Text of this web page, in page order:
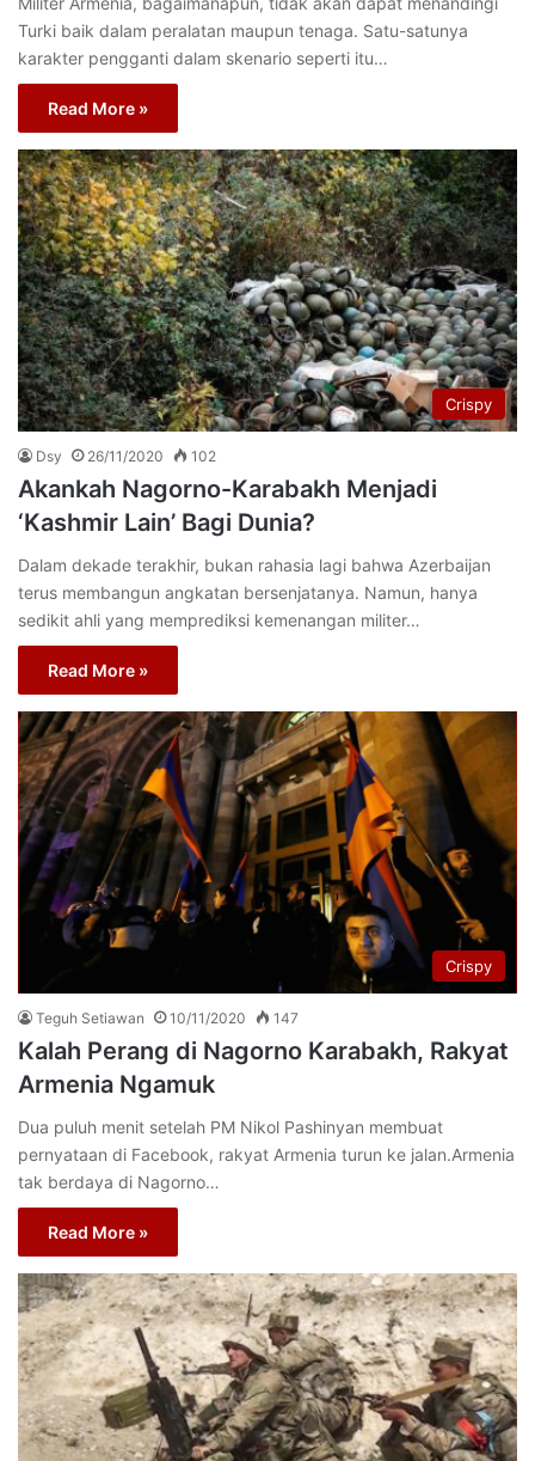
Turki baik dalam peralatan maupun tenaga. Satu-satunya
karakter pengganti dalam skenario seperti itu…
Read More »
Crispy
Dsy 26/11/2020 102
Akankah Nagorno-Karabakh Menjadi
‘Kashmir Lain’ Bagi Dunia?
Dalam dekade terakhir, bukan rahasia lagi bahwa Azerbaijan
terus membangun angkatan bersenjatanya. Namun, hanya
sedikit ahli yang memprediksi kemenangan militer…
Read More »
Crispy
Teguh Setiawan 10/11/2020 147
Kalah Perang di Nagorno Karabakh, Rakyat
Armenia Ngamuk
Dua puluh menit setelah PM Nikol Pashinyan membuat
pernyataan di Facebook, rakyat Armenia turun ke jalan.Armenia
tak berdaya di Nagorno…
Read More »